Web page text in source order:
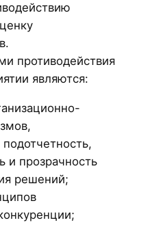
противодействия
являются:
и прозрачность
решений;